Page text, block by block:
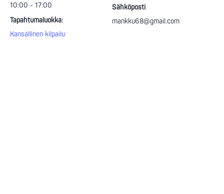
10:00 - 17:00
Tapahtumaluokka:
Kansallinen kilpailu
Sähköposti
mankku68@gmail.com